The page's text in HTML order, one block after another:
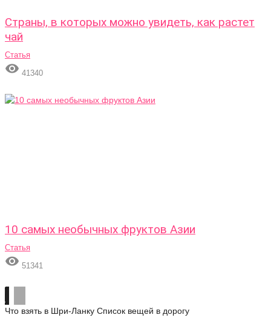
Страны, в которых можно увидеть, как растет
чай
Статья
 41340
10 самых необычных фруктов Азии
Статья
 51341
Что взять в Шри-Ланку Список вещей в дорогу